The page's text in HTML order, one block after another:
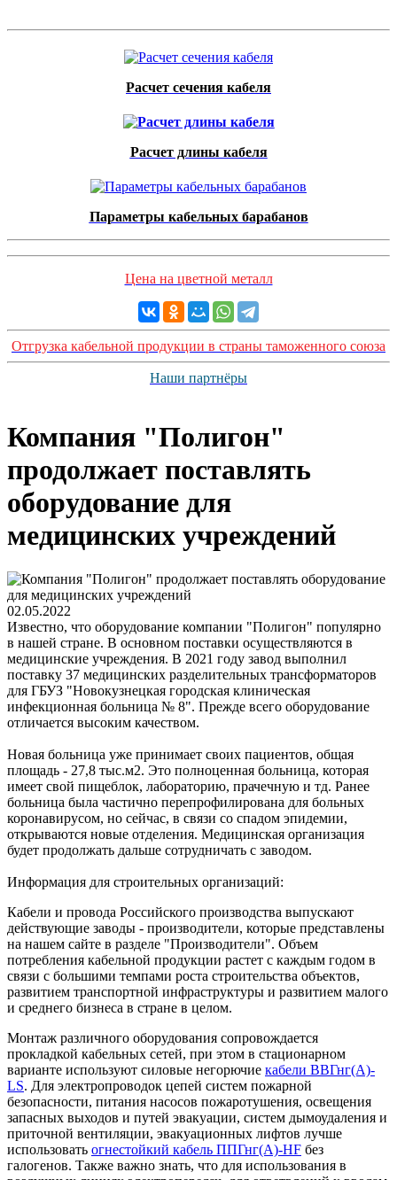
Расчет сечения кабеля
Расчет длины кабеля
Параметры кабельных барабанов
Цена на цветной металл
Отгрузка кабельной продукции в страны таможенного союза
Наши партнёры
Компания "Полигон"
продолжает поставлять
оборудование для
медицинских учреждений
02.05.2022
Известно, что оборудование компании "Полигон" популярно
в нашей стране. В основном поставки осуществляются в
медицинские учреждения. В 2021 году завод выполнил
поставку 37 медицинских разделительных трансформаторов
для ГБУЗ "Новокузнецкая городская клиническая
инфекционная больница № 8". Прежде всего оборудование
отличается высоким качеством.
Новая больница уже принимает своих пациентов, общая
площадь - 27,8 тыс.м2. Это полноценная больница, которая
имеет свой пищеблок, лабораторию, прачечную и тд. Ранее
больница была частично перепрофилирована для больных
коронавирусом, но сейчас, в связи со спадом эпидемии,
открываются новые отделения. Медицинская организация
будет продолжать дальше сотрудничать с заводом.
Информация для строительных организаций:
Кабели и провода Российского производства выпускают
действующие заводы - производители, которые представлены
на нашем сайте в разделе "Производители". Объем
потребления кабельной продукции растет с каждым годом в
связи с большими темпами роста строительства объектов,
развитием транспортной инфраструктуры и развитием малого
и среднего бизнеса в стране в целом.
Монтаж различного оборудования сопровождается
прокладкой кабельных сетей, при этом в стационарном
варианте используют силовые негорючие кабели ВВГнг(А)-
LS. Для электропроводок цепей систем пожарной
безопасности, питания насосов пожаротушения, освещения
запасных выходов и путей эвакуации, систем дымоудаления и
приточной вентиляции, эвакуационных лифтов лучше
использовать огнестойкий кабель ППГнг(А)-HF без
галогенов. Также важно знать, что для использования в